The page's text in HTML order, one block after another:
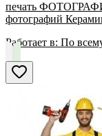
печать
фотографий
Работает в: По